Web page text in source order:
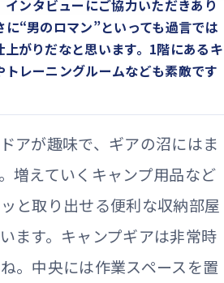
ンタビューにご協力いただきあり
“男のロマン”といっても過言では
がりだなと思います。1階にあるキ
レーニングルームなども素敵です
アが趣味で、ギアの沼にはま
増えていくキャンプ用品など
と取り出せる便利な収納部屋
ます。キャンプギアは非常時
。中央には作業スペースを置